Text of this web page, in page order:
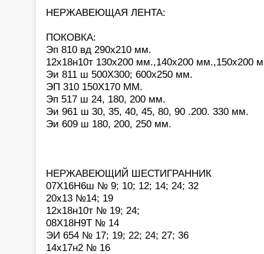
НЕРЖАВЕЮЩАЯ ЛЕНТА:
ПОКОВКА:
Эп 810 вд 290х210 мм.
12х18н10т 130х200 мм.,140х200 мм.,150х200
Эи 811 ш 500Х300; 600х250 мм.
ЭП 310 150Х170 ММ.
Эп 517 ш 24, 180, 200 мм.
Эи 961 ш 30, 35, 40, 45, 80, 90 .200. 330 мм.
Эи 609 ш 180, 200, 250 мм.
НЕРЖАВЕЮЩИЙ ШЕСТИГРАННИК
07Х16Н6ш № 9; 10; 12; 14; 24; 32
20х13 №14; 19
12х18н10т № 19; 24;
08Х18Н9Т № 14
ЭИ 654 № 17; 19; 22; 24; 27; 36
14х17н2 № 16